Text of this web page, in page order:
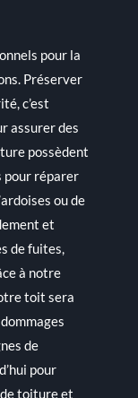
pour la
Préserver
c’est
assurer des
possèdent
pour réparer
ou de
et
de fuites,
à notre
toit sera
de
pour
toiture et